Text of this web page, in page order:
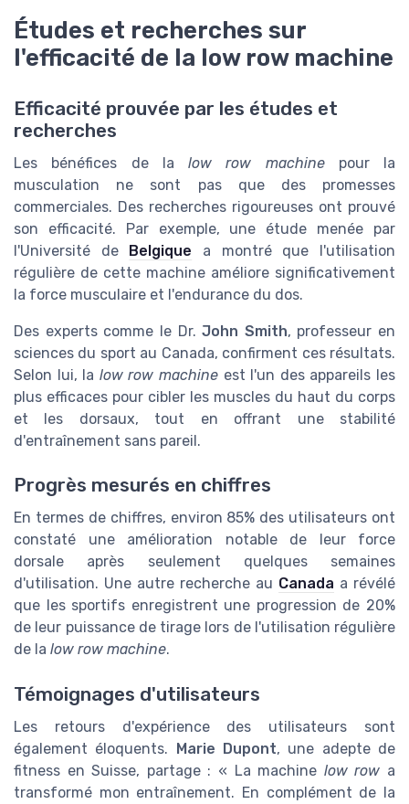
Études et recherches sur
l'efficacité de la low row machine
Efficacité prouvée par les études et
recherches
Les bénéfices de la low row machinepour la
musculation ne sont pas que des promesses
commerciales. Des recherches rigoureuses ont prouvé
son efficacité. Par exemple, une étude menée par
l'Université de Belgique a montré que l'utilisation
régulière de cette machine améliore significativement
la force musculaire et l'endurance du dos.
Des experts comme le Dr.John Smith, professeur en
sciences du sport au Canada, confirment ces résultats.
Selon lui, la low row machine est l'un des appareils les
plus efficaces pour cibler les muscles du haut du corps
et les dorsaux, tout en offrant une stabilité
d'entraînement sans pareil.
Progrès mesurés en chiffres
En termes de chiffres, environ 85% des utilisateurs ont
constaté une amélioration notable de leur force
dorsale après seulement quelques semaines
d'utilisation. Une autre recherche au Canada a révélé
que les sportifs enregistrent une progression de 20%
de leur puissance de tirage lors de l'utilisation régulière
de la low row machine.
Témoignages d'utilisateurs
Les retours d'expérience des utilisateurs sont
également éloquents. Marie Dupont, une adepte de
fitness en Suisse, partage : « La machine low row a
transformé mon entraînement. En complément de la